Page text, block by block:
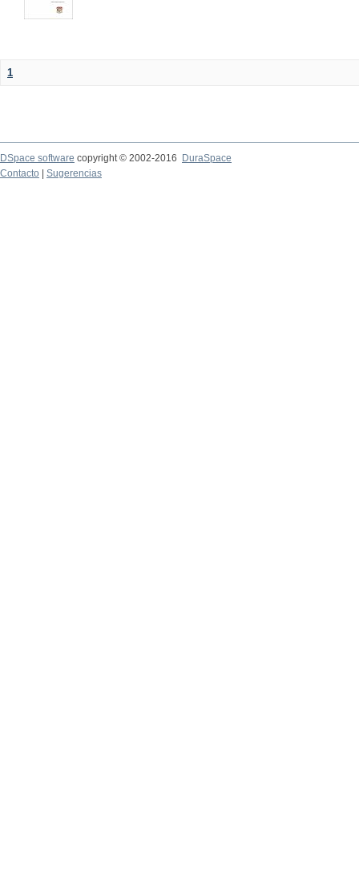
1
DSpace software copyright © 2002-2016
DuraSpace
Contacto
Sugerencias